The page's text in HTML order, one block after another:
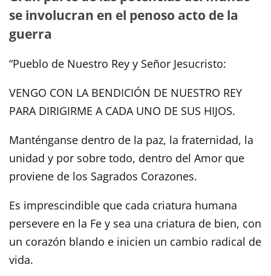
se involucran en el penoso acto de la
guerra
“Pueblo de Nuestro Rey y Señor Jesucristo:
VENGO CON LA BENDICIÓN DE NUESTRO REY
PARA DIRIGIRME A CADA UNO DE SUS HIJOS.
Manténganse dentro de la paz, la fraternidad, la
unidad y por sobre todo, dentro del Amor que
proviene de los Sagrados Corazones.
Es imprescindible que cada criatura humana
persevere en la Fe y sea una criatura de bien, con
un corazón blando e inicien un cambio radical de
vida.